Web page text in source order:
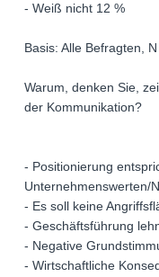
- Weiß nicht 12 %
Basis: Alle Befragten,
Warum, denken Sie,
der Kommunikation?
- Positionierung
Unternehmenswerten/
- Es soll keine
- Geschäftsführung
- Negative
- Wirtschaftliche